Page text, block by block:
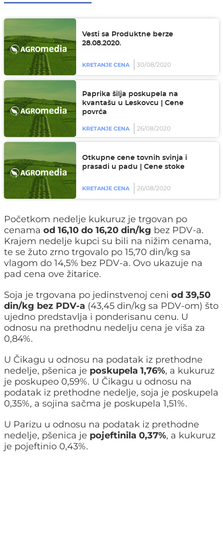
Vesti sa Produktne berze
28.08.2020.
KRETANJE CENA 30/08/2020
Paprika šilja poskupela na
kvantašu u Leskovcu | Cene
povrća
KRETANJE CENA 26/08/2020
Otkupne cene tovnih svinja i
prasadi u padu | Cene stoke
KRETANJE CENA 26/08/2020
Početkom nedelje kukuruz je trgovan po
cenama od 16,10 do 16,20 din/kg bez PDV-a.
Krajem nedelje kupci su bili na nižim cenama,
te se žuto zrno trgovalo po 15,70 din/kg sa
vlagom do 14,5% bez PDV-a. Ovo ukazuje na
pad cena ove žitarice.
Soja je trgovana po jedinstvenoj ceni od 39,50
din/kg bez PDV-a (43,45 din/kg sa PDV-om) što
ujedno predstavlja i ponderisanu cenu. U
odnosu na prethodnu nedelju cena je viša za
0,84%.
U Čikagu u odnosu na podatak iz prethodne
nedelje, pšenica je poskupela 1,76%, a kukuruz
je poskupeo 0,59%. U Čikagu u odnosu na
podatak iz prethodne nedelje, soja je poskupela
0,35%, a sojina sačma je poskupela 1,51%.
U Parizu u odnosu na podatak iz prethodne
nedelje, pšenica je pojeftinila 0,37%, a kukuruz
je pojeftinio 0,43%.